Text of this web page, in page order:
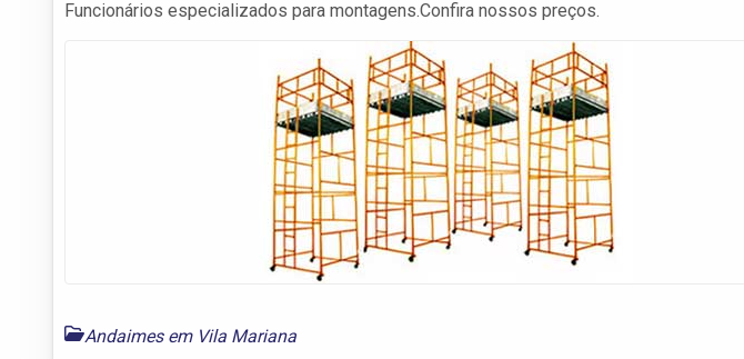
Funcionários especializados para montagens.Confira nossos preços.
Andaimes em Vila Mariana